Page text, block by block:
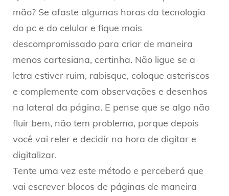
mão? Se afaste algumas horas da tecnologia
do pc e do celular e fique mais
descompromissado para criar de maneira
menos cartesiana, certinha. Não ligue se a
letra estiver ruim, rabisque, coloque asteriscos
e complemente com observações e desenhos
na lateral da página. E pense que se algo não
fluir bem, não tem problema, porque depois
você vai reler e decidir na hora de digitar e
digitalizar.
Tente uma vez este método e perceberá que
vai escrever blocos de páginas de maneira